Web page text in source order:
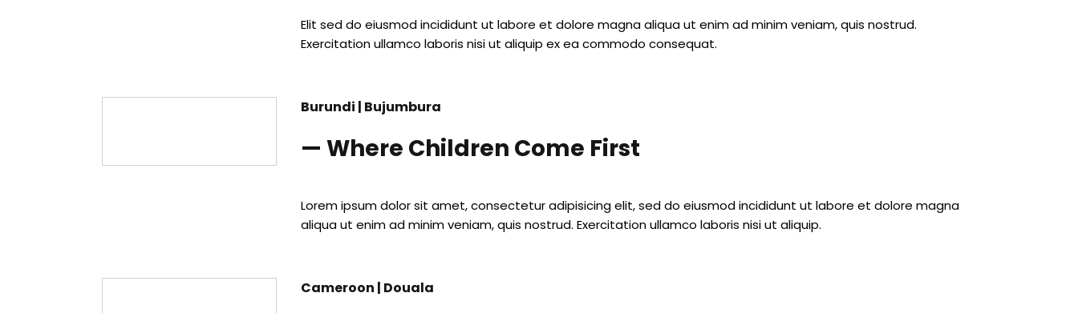
Elit sed do eiusmod incididunt ut labore et dolore magna aliqua ut enim ad minim veniam, quis nostrud.
Exercitation ullamco laboris nisi ut aliquip ex ea commodo consequat.
Burundi | Bujumbura
— Where Children Come First
Lorem ipsum dolor sit amet, consectetur adipisicing elit, sed do eiusmod incididunt ut labore et dolore magna
aliqua ut enim ad minim veniam, quis nostrud. Exercitation ullamco laboris nisi ut aliquip.
Cameroon | Douala